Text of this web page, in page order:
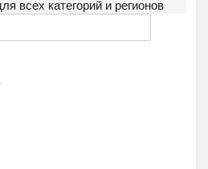
всех категорий и регионов